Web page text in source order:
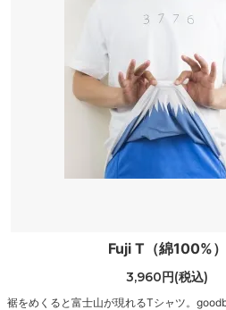
Fuji T（綿100%）
3,960円(税込)
裾をめくると富士山が現れるTシャツ。